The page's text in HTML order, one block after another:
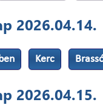
2026.04.14.
Kerc
2026.04.15.